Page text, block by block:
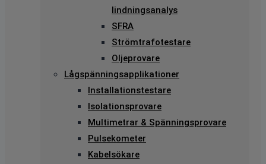
lindningsanalys
SFRA
Strömtrafotestare
Oljeprovare
Lågspänningsapplikationer
Installationstestare
Isolationsprovare
Multimetrar & Spänningsprovare
Pulsekometer
Kabelsökare